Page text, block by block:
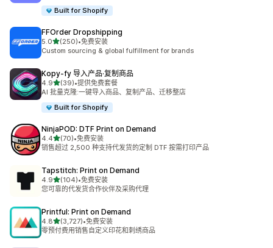
Built for Shopify
FFOrder Dropshipping
5.0星（满分 5 星）
(250)
总共 250 条评论
•免费安装
Custom sourcing & global fulfillment for brands
Kopy‑fy 导入产品·复制商品
4.9星（满分 5 星）
(39)
总共 39 条评论
•提供免费套餐
AI 批量克隆:一键导入商品、复制产品、迁移整店
Built for Shopify
NinjaPOD: DTF Print on Demand
4.4星（满分 5 星）
(70)
总共 70 条评论
•免费安装
销售超过 2,500 种支持代发货的定制 DTF 按需打印产品
Tapstitch: Print on Demand
4.9星（满分 5 星）
(104)
总共 104 条评论
•免费安装
您可靠的代发货合作伙伴及采购代理
Printful: Print on Demand
4.8星（满分 5 星）
(3,727)
总共 3727 条评论
•免费安装
零预付费用销售自定义印花和刺绣商品